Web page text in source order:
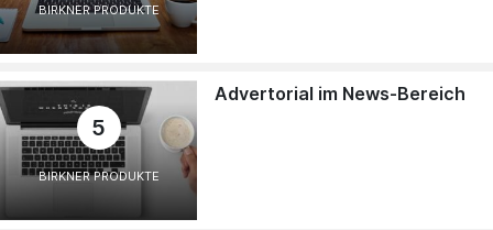
BIRKNER PRODUKTE
5
BIRKNER PRODUKTE
Advertorial im News-Bereich